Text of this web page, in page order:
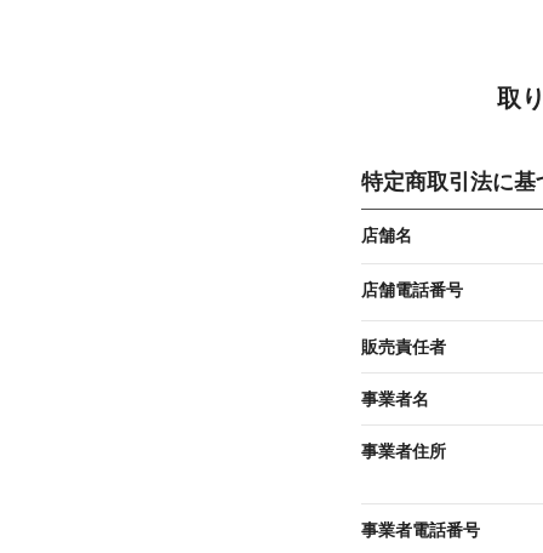
取
特定商取引法に基
店舗名
店舗電話番号
販売責任者
事業者名
事業者住所
事業者電話番号